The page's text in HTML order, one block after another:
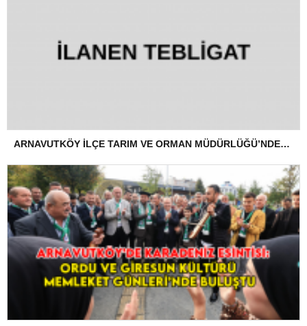
ARNAVUTKÖY İLÇE TARIM VE ORMAN MÜDÜRLÜĞÜ’NDEN İLANEN TEBLİGAT